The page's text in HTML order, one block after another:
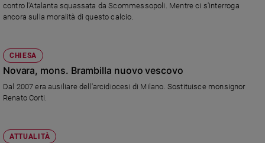
contro l'Atalanta squassata da Scommessopoli. Mentre ci s'interroga
ancora sulla moralità di questo calcio.
CHIESA
Novara, mons. Brambilla nuovo vescovo
Dal 2007 era ausiliare dell'arcidiocesi di Milano. Sostituisce monsignor
Renato Corti.
ATTUALITÀ